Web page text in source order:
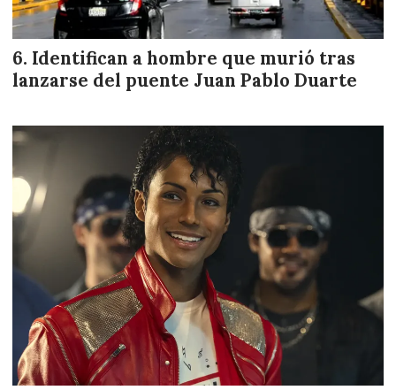
Identifican a hombre que murió tras
lanzarse del puente Juan Pablo Duarte